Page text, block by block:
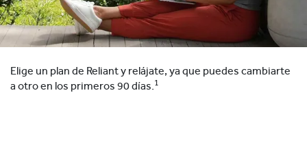
Elige un plan de Reliant y relájate, ya que puedes cambiarte
a otro en los primeros 90 días. 1